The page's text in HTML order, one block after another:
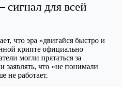
для всей
что эра «двигайся быстро и
крипте официально
могли прятаться за
заявлять, что «не понимали
не работает.